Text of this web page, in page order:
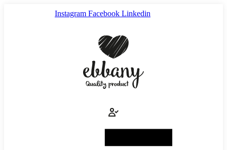
Instagram Facebook Linkedin